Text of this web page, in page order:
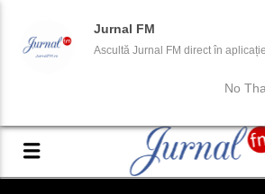
Jurnal FM
Ascultă Jurnal FM direct în
No